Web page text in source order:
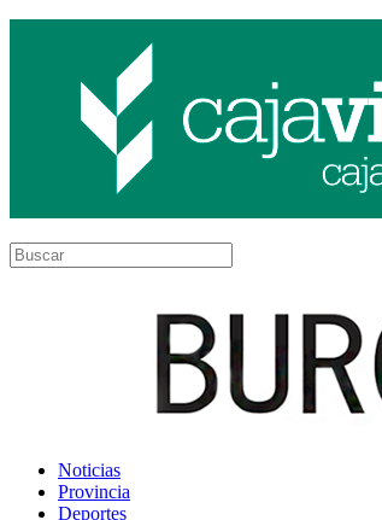
Noticias
Provincia
Deportes